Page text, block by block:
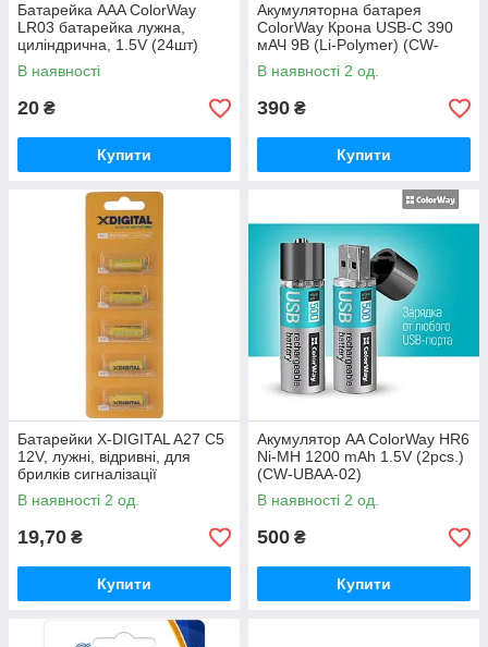
Батарейка AAA СolorWay
LR03 батарейка лужна,
циліндрична, 1.5V (24шт)
plastic box (CW-BALR03-
24PB)
В наявності
20 ₴
Купити
Акумуляторна батарея
ColorWay Крона USB-С 390
мАЧ 9В (Li-Polymer) (CW-
UB9V-06)
В наявності 2 од.
390 ₴
Купити
Батарейки X-DIGITAL A27 C5
12V, лужні, відривні, для
брилків сигналізації
В наявності 2 од.
19,70 ₴
Купити
Акумулятор AA ColorWay HR6
Ni-MH 1200 mAh 1.5V (2pcs.)
(CW-UBAA-02)
В наявності 2 од.
500 ₴
Купити